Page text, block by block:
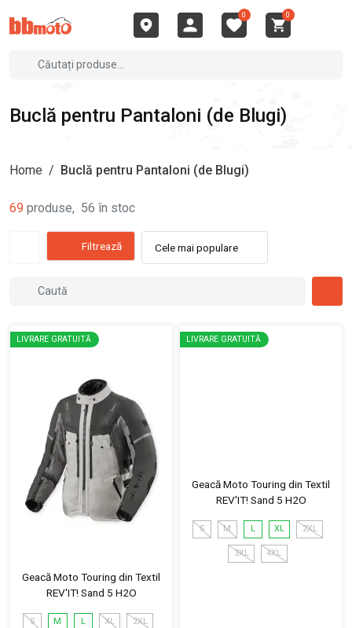
0 0
Buclă pentru Pantaloni (de Blugi)
Home / Buclă pentru Pantaloni (de Blugi)
69 produse, 56 în stoc
Filtrează Cele mai populare
LIVRARE GRATUITĂ
Geacă Moto Touring din Textil
REV'IT! Sand 5 H2O
S M L XL 2XL
LIVRARE GRATUITĂ
Geacă Moto Touring din Textil
REV'IT! Sand 5 H2O
S M L XL 2XL
3XL 4XL